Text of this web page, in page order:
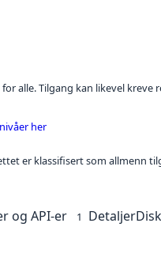
alle. Tilgang kan likevel kreve
her
er klassifisert som allmenn
og API-er 1 Detaljer